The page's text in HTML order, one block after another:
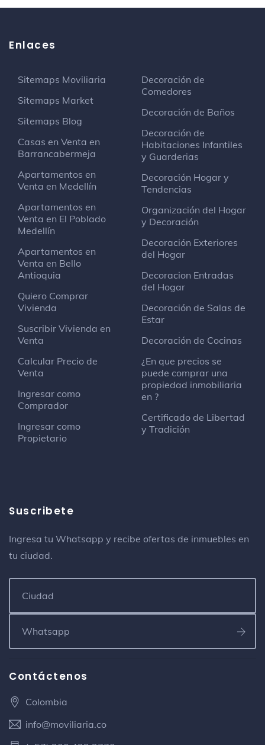
Enlaces
Sitemaps Moviliaria
Sitemaps Market
Sitemaps Blog
Casas en Venta en
Barrancabermeja
Apartamentos en
Venta en Medellín
Apartamentos en
Venta en El Poblado
Medellín
Apartamentos en
Venta en Bello
Antioquia
Quiero Comprar
Vivienda
Suscribir Vivienda en
Venta
Calcular Precio de
Venta
Ingresar como
Comprador
Ingresar como
Propietario
Decoración de
Comedores
Decoración de Baños
Decoración de
Habitaciones Infantiles
y Guarderias
Decoración Hogar y
Tendencias
Organización del Hogar
y Decoración
Decoración Exteriores
del Hogar
Decoracion Entradas
del Hogar
Decoración de Salas de
Estar
Decoración de Cocinas
¿En que precios se
puede comprar una
propiedad inmobiliaria
en ?
Certificado de Libertad
y Tradición
Suscribete
Ingresa tu Whatsapp y recibe ofertas de inmuebles en
tu ciudad.
Contáctenos
Colombia
info@moviliaria.co